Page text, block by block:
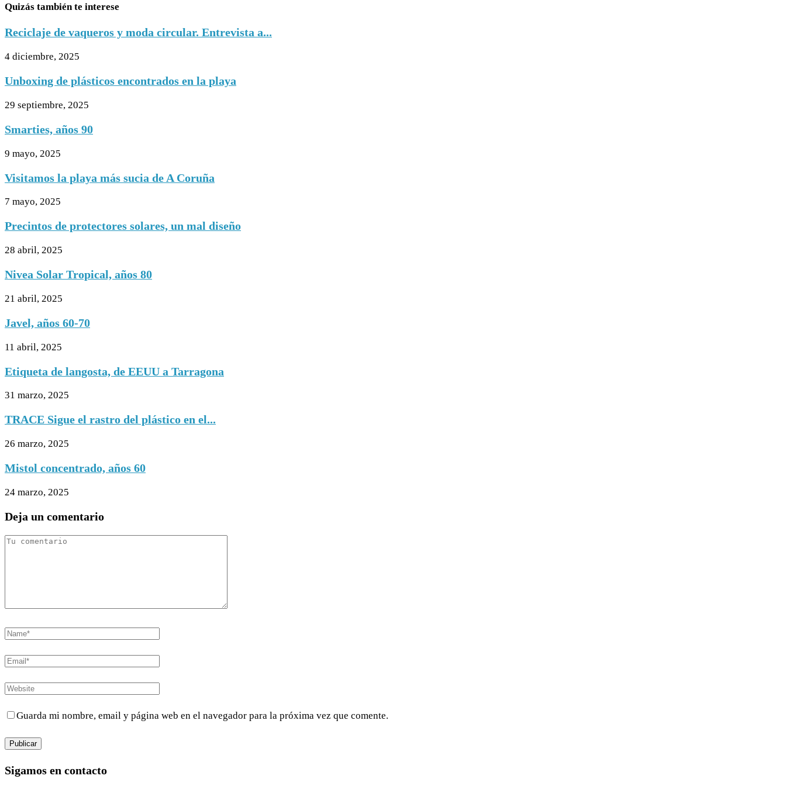
Quizás también te interese
Reciclaje de vaqueros y moda circular. Entrevista a...
4 diciembre, 2025
Unboxing de plásticos encontrados en la playa
29 septiembre, 2025
Smarties, años 90
9 mayo, 2025
Visitamos la playa más sucia de A Coruña
7 mayo, 2025
Precintos de protectores solares, un mal diseño
28 abril, 2025
Nivea Solar Tropical, años 80
21 abril, 2025
Javel, años 60-70
11 abril, 2025
Etiqueta de langosta, de EEUU a Tarragona
31 marzo, 2025
TRACE Sigue el rastro del plástico en el...
26 marzo, 2025
Mistol concentrado, años 60
24 marzo, 2025
Deja un comentario
Guarda mi nombre, email y página web en el navegador para la próxima vez que comente.
Sigamos en contacto